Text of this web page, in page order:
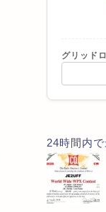
グリッド
24時間内